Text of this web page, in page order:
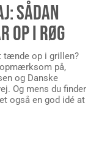
SÅDAN
OP I RØG
tænde op i grillen?
på,
og Danske
Og mens du finder
også en god idé at